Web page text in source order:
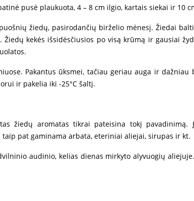
pusė plaukuota, 4 – 8 cm ilgio, kartais siekai ir 10
žiedų, pasirodančių birželio mėnesį. Žiedai
kekės išsidėsčiusios po visą krūmą ir gausiai
Pakantus ūksmei, tačiau geriau auga ir dažniau
ir pakelia iki -25°C šaltį.
žiedų aromatas tikrai pateisina tokį pavadinimą.
pat gaminama arbata, eteriniai aliejai, sirupas ir kt.
audinio, kelias dienas mirkyto alyvuogių